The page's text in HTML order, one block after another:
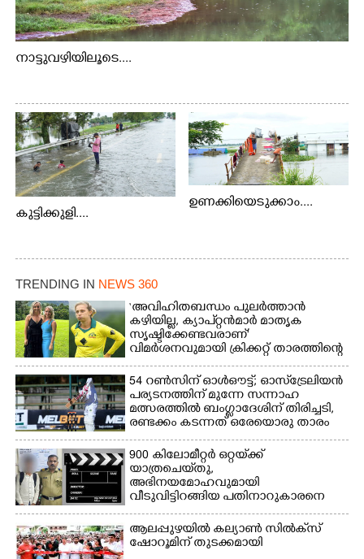
നാട്ടുവഴിയിലൂടെ....
കുട്ടിക്കുളി....
ഉണക്കിയെടുക്കാം....
TRENDING IN NEWS 360
‘അവിഹിതബന്ധം പുലർത്താൻ
കഴിയില്ല,​ ക്യാപ്റ്റൻമാർ മാതൃക
സൃഷ്ടിക്കേണ്ടവരാണ്'
വിമർശനവുമായി ക്രിക്കറ്റ് താരത്തിന്റെ
ഭാര്യ
54 റൺസിന് ഓൾഔട്ട്; ഓസ്‌ട്രേലിയൻ
പര്യടനത്തിന് മുന്നേ സന്നാഹ
മത്സരത്തിൽ ബംഗ്ലാദേശിന് തിരിച്ചടി,
രണ്ടക്കം കടന്നത് ഒരേയൊരു താരം
900 കിലോമീറ്റർ ഒറ്റയ്‌ക്ക്
യാത്രചെ‌യ്‌തു,​
അഭിനയമോഹവുമായി
വീടുവിട്ടിറങ്ങിയ പതിനാറുകാരനെ
കണ്ടെത്തിയത് ഫിലിം സിറ്റിയിൽ
ആലപ്പുഴയിൽ കല്യാൺ സിൽക്‌സ്
ഷോറൂമിന് തുടക്കമായി